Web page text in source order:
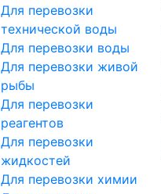
Для перевозки
технической воды
Для перевозки воды
Для перевозки живой
рыбы
Для перевозки
реагентов
Для перевозки
жидкостей
Для перевозки химии